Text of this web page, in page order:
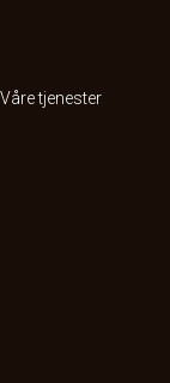
Våre tjenester